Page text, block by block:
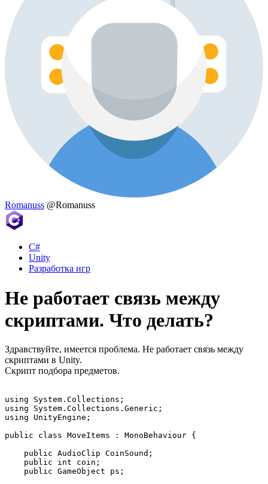
Romanuss @Romanuss
C#
Unity
Разработка игр
Не работает связь между
скриптами. Что делать?
Здравствуйте, имеется проблема. Не работает связь между
скриптами в Unity.
Скрипт подбора предметов.
using System.Collections;
using System.Collections.Generic;
using UnityEngine;
public class MoveItems : MonoBehaviour {
    public AudioClip CoinSound;
    public int coin;
    public GameObject ps;